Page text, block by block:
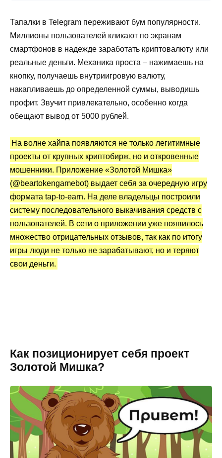
Как устроена финансовая ловушка?
Отзывы, кто выводил деньги с бота
Вывод по обзору
Тапалки в Telegram переживают бум популярности.
Миллионы пользователей кликают по экранам
смартфонов в надежде заработать криптовалюту или
реальные деньги. Механика проста – нажимаешь на
кнопку, получаешь внутриигровую валюту,
накапливаешь до определенной суммы, выводишь
профит. Звучит привлекательно, особенно когда
обещают вывод от 5000 рублей.
На волне хайпа появляются не только легитимные
проекты от крупных криптобирж, но и откровенные
мошенники. Приложение «Золотой Мишка»
(@beartokengamebot) выдает себя за очередную игру
формата tap-to-earn. На деле владельцы построили
систему последовательного выкачивания средств с
пользователей. В сети о приложении уже появилось
множество отрицательных отзывов, так как по итогу
игры люди не только не зарабатывают, но и теряют
свои деньги.
Как позиционирует себя проект
Золотой Мишка?